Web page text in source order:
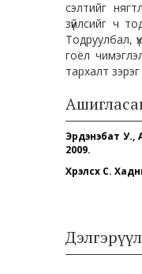
сэлтийг
зүйлсийг ч
Тодруулбал,
гоёл
тархалт
Эрдэнэбат У.,
2009.
Хүрэлсүх С.